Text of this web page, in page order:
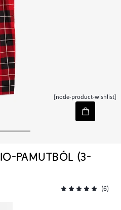
[node-product-wishlist]
PAMUTBÓL (3-
(6)